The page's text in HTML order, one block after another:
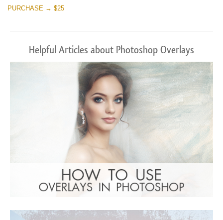
PURCHASE → $25
Helpful Articles about Photoshop Overlays